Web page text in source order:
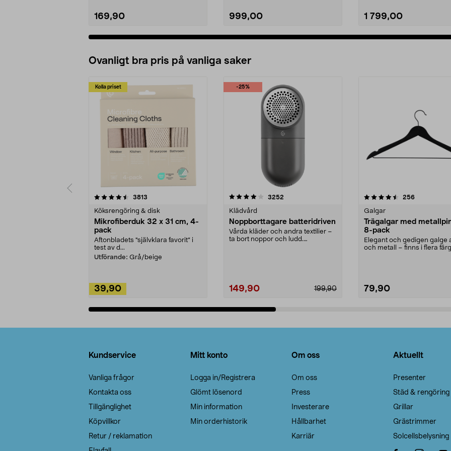
169,90 999,00 1 799,00
Ovanligt bra pris på vanliga saker
Kolla priset
3813
Köksrengöring & disk
Mikrofiberduk 32 x 31 cm, 4-
pack
Aftonbladets "självklara favorit” i
test av d...
Utförande: Grå/beige
39,90
-25%
4.0av 5 stjärnor 3252
Klädvård
Noppborttagare batteridriven
Vårda kläder och andra textilier –
ta bort noppor och ludd.
199,90
149,90
4.5av 5 stjärnor 256recensioner
Galgar
Trägalgar med
8-pack
Elegant och gedigen galge
och metall – finns i flera
79,90
4.0av 5 stjärnor
Kundservice
Vanliga frågor
Kontakta oss
Tillgänglighet
Köpvillkor
Retur / reklamation
Mitt konto
Logga in/Registrera
Glömt lösenord
Min information
Min orderhistorik
Om oss
Om oss
Press
Investerare
Hållbarhet
Karriär
Aktuellt
Presenter
Städ & rengöring
Grillar
Grästrimmer
Solcellsbelysning